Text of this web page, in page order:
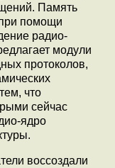
Память
помощи
радио-
модули
протоколов,
что
сейчас
ядро
воссоздали